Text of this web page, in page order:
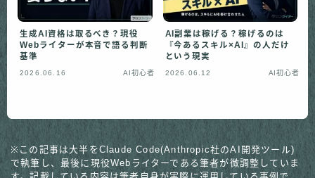
生成AI資格は取るべき？現役
Webライターが本音で語る判断
基準
2026.06.16 AI初心者
AI副業は稼げる？稼げるのは
『今あるスキル×AI』の人だけ
という現実
2026.06.12 AI初心者
※この記事は大半をClaude Code(Anthropic社のAI開発ツール)
で執筆し、最後に現役Webライターである筆者が微調整していま